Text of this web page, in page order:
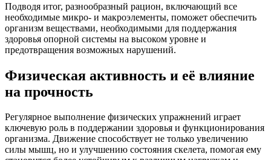
Подводя итог, разнообразный рацион, включающий все
необходимые микро- и макроэлементы, поможет обеспечить
организм веществами, необходимыми для поддержания
здоровья опорной системы на высоком уровне и
предотвращения возможных нарушений.
Физическая активность и её влияние
на прочность
Регулярное выполнение физических упражнений играет
ключевую роль в поддержании здоровья и функционирования
организма. Движение способствует не только увеличению
силы мышц, но и улучшению состояния скелета, помогая ему